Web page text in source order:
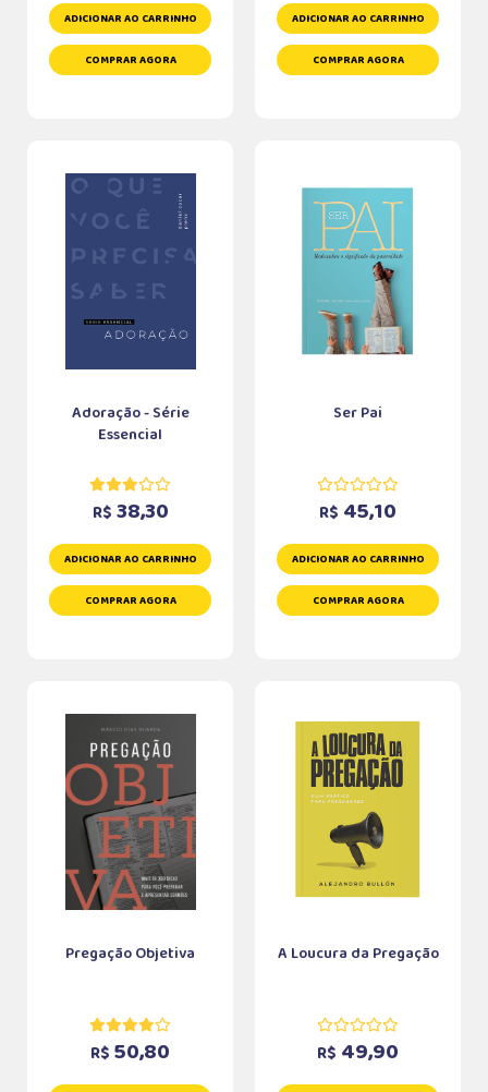
ADICIONAR AO CARRINHO
COMPRAR AGORA
ADICIONAR AO CARRINHO
COMPRAR AGORA
Adoração - Série
Essencial
R$ 38,30
ADICIONAR AO CARRINHO
COMPRAR AGORA
Ser Pai
R$ 45,10
ADICIONAR AO CARRINHO
COMPRAR AGORA
Pregação Objetiva
R$ 50,80
A Loucura da Pregação
R$ 49,90